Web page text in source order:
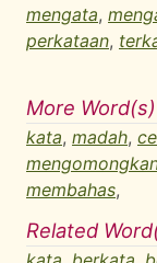
mengata,
perkataan,
More Word(s)
kata, madah,
membahas,
Related